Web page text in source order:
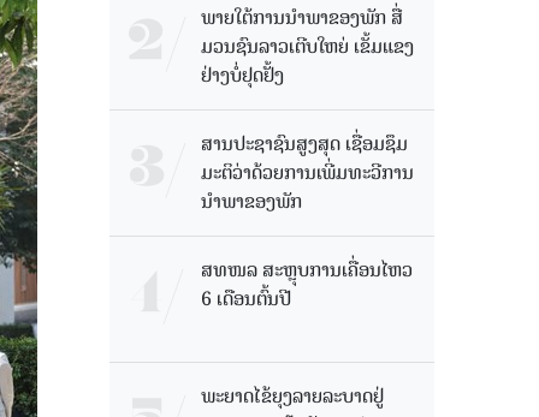
ພາຍໃຕ້ການນໍາພາຂອງພັກ ສື່
ມວນຊົນລາວເຕີບໃຫຍ່ ເຂັ້ມແຂງ
ຢ່າງບໍ່ຢຸດຢັ້ງ
ສານປະຊາຊົນສູງສຸດ ເຊື່ອມຊຶມ
ມະຕິວ່າດ້ວຍການເພີ່ມທະວີການ
ນຳພາຂອງພັກ
ສທໜລ ສະຫຼຸບການເຄື່ອນໄຫວ
6 ເດືອນຕົ້ນປີ
ພະຍາດໄຂ້ຍຸງລາຍລະບາດຢູ່